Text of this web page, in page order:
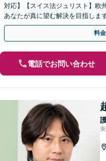
対応】【スイス法ジュリスト】欧
あなたが真に望む解決を目指しま
やかな連絡と粘り強い交渉を徹底
料
電話でお問い合わせ